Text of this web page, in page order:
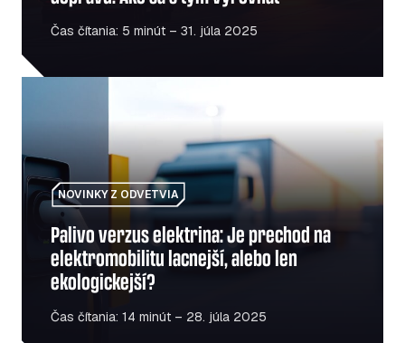
Čas čítania: 5 minút – 31. júla 2025
NOVINKY Z ODVETVIA
Palivo verzus elektrina: Je prechod na
elektromobilitu lacnejší, alebo len
ekologickejší?
Čas čítania: 14 minút – 28. júla 2025